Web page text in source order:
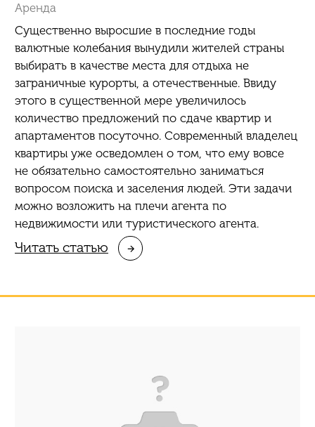
Аренда
Существенно выросшие в последние годы
валютные колебания вынудили жителей страны
выбирать в качестве места для отдыха не
заграничные курорты, а отечественные. Ввиду
этого в существенной мере увеличилось
количество предложений по сдаче квартир и
апартаментов посуточно. Современный владелец
квартиры уже осведомлен о том, что ему вовсе
не обязательно самостоятельно заниматься
вопросом поиска и заселения людей. Эти задачи
можно возложить на плечи агента по
недвижимости или туристического агента.
Читать статью